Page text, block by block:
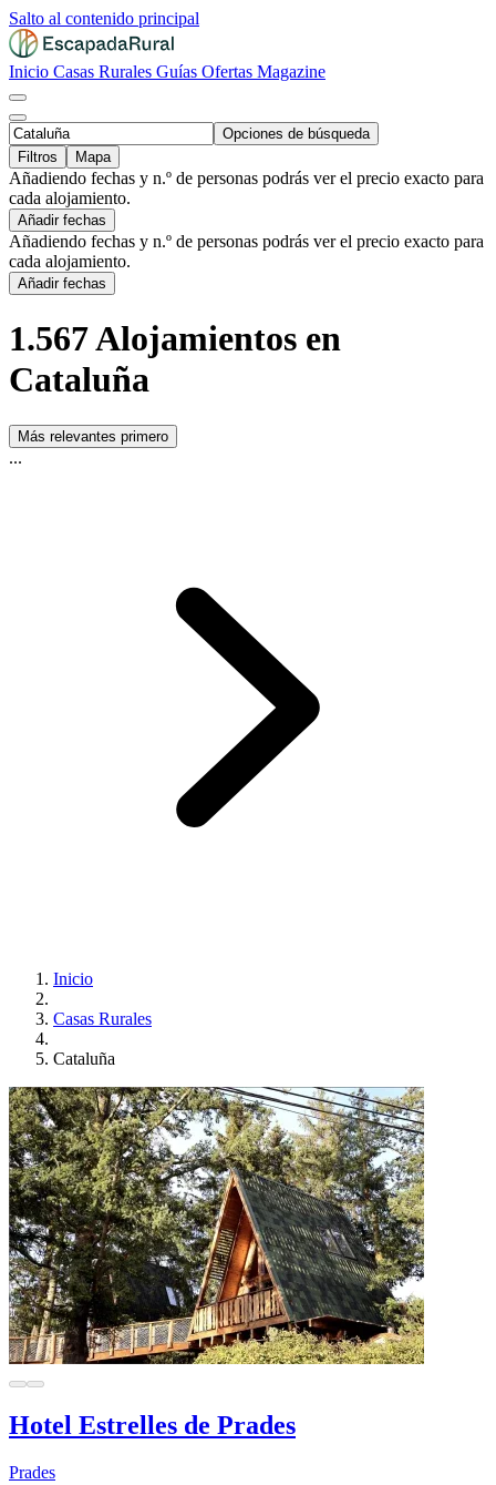
Salto al contenido principal
Inicio Casas Rurales Guías Ofertas Magazine
Opciones de búsqueda
Filtros
Mapa
Añadiendo fechas y n.º de personas podrás ver el precio exacto para
cada alojamiento.
Añadir fechas
Añadiendo fechas y n.º de personas podrás ver el precio exacto para
cada alojamiento.
Añadir fechas
1.567 Alojamientos en
Cataluña
Más relevantes primero
...
Inicio
Casas Rurales
Cataluña
Hotel Estrelles de Prades
Prades